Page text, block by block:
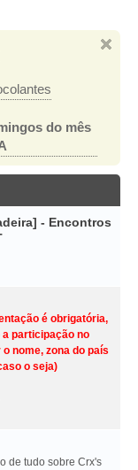
do mês
- Encontros
é obrigatória,
participação no
nome, zona do país
o seja)
de tudo sobre Crx's